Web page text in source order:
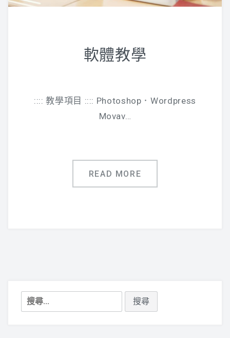
軟體教學
:::: 教學項目 :::: Photoshop．Wordpress
Movav…
READ MORE
搜
尋